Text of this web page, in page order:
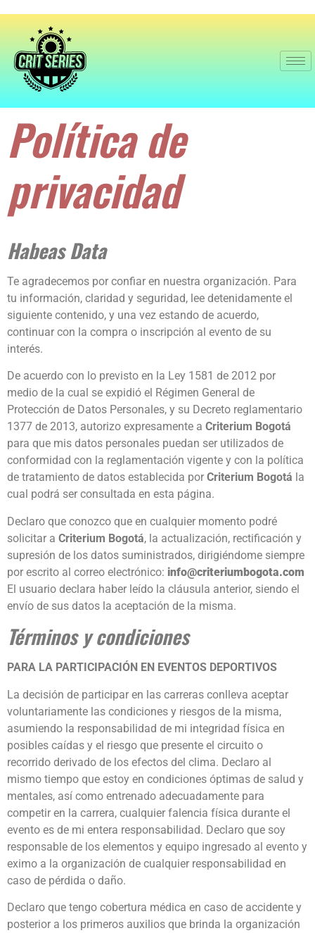
Política de
privacidad
Habeas Data
Te agradecemos por confiar en nuestra organización. Para
tu información, claridad y seguridad, lee detenidamente el
siguiente contenido, y una vez estando de acuerdo,
continuar con la compra o inscripción al evento de su
interés.
De acuerdo con lo previsto en la Ley 1581 de 2012 por
medio de la cual se expidió el Régimen General de
Protección de Datos Personales, y su Decreto reglamentario
1377 de 2013, autorizo expresamente a Criterium Bogotá
para que mis datos personales puedan ser utilizados de
conformidad con la reglamentación vigente y con la política
de tratamiento de datos establecida por Criterium Bogotá la
cual podrá ser consultada en esta página.
Declaro que conozco que en cualquier momento podré
solicitar a Criterium Bogotá, la actualización, rectificación y
supresión de los datos suministrados, dirigiéndome siempre
por escrito al correo electrónico: info@criteriumbogota.com
El usuario declara haber leído la cláusula anterior, siendo el
envío de sus datos la aceptación de la misma.
Términos y condiciones
PARA LA PARTICIPACIÓN EN EVENTOS DEPORTIVOS
La decisión de participar en las carreras conlleva aceptar
voluntariamente las condiciones y riesgos de la misma,
asumiendo la responsabilidad de mi integridad física en
posibles caídas y el riesgo que presente el circuito o
recorrido derivado de los efectos del clima. Declaro al
mismo tiempo que estoy en condiciones óptimas de salud y
mentales, así como entrenado adecuadamente para
competir en la carrera, cualquier falencia física durante el
evento es de mi entera responsabilidad. Declaro que soy
responsable de los elementos y equipo ingresado al evento y
eximo a la organización de cualquier responsabilidad en
caso de pérdida o daño.
Declaro que tengo cobertura médica en caso de accidente y
posterior a los primeros auxilios que brinda la organización